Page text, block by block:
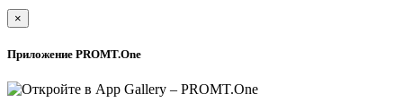
×
Приложение PROMT.One